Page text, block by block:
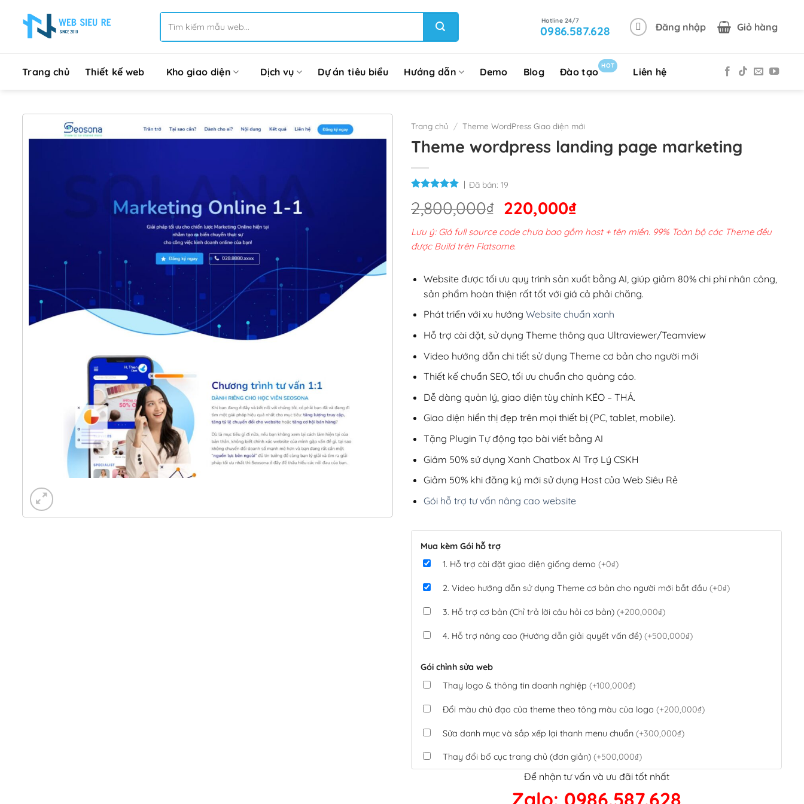
kiếm:
0986.587.628 Đăng nhập Giỏ hàng
Trang chủ Thiết kế web Kho giao diện Dịch vụ Dự án tiêu biểu Hướng dẫn Demo Blog Đào tạo
HOT
Liên hệ
Trang chủ / Theme WordPress Giao diện mới
Theme wordpress landing page marketing
Đã bán: 19
2,800,000₫ Giá
gốc
là:
220,000₫Giá
hiện
tại
220,000₫.
Lưu ý: Giá full source code chưa bao gồm host + tên miền. 99% Toàn bộ các Theme đều
được Build trên Flatsome.
Website được tối ưu quy trình sản xuất bằng AI, giúp giảm 80% chi phí nhân công,
sản phẩm hoàn thiện rất tốt với giá cả phải chăng.
Phát triển với xu hướng Website chuẩn xanh
Hỗ trợ cài đặt, sử dụng Theme thông qua Ultraviewer/Teamview
Video hướng dẫn chi tiết sử dụng Theme cơ bản cho người mới
Thiết kế chuẩn SEO, tối ưu chuẩn cho quảng cáo.
Dễ dàng quản lý, giao diện tùy chỉnh KÉO – THẢ.
Giao diện hiển thị đẹp trên mọi thiết bị (PC, tablet, mobile).
Tặng Plugin Tự động tạo bài viết bằng AI
Giảm 50% sử dụng Xanh Chatbox AI Trợ Lý CSKH
Giảm 50% khi đăng ký mới sử dụng Host của Web Siêu Rẻ
Gói hỗ trợ tư vấn nâng cao website
Mua kèm Gói hỗ trợ
1. Hỗ trợ cài đặt giao diện giống demo (+0₫)
2. Video hướng dẫn sử dụng Theme cơ bản cho người mới bắt đầu (+0₫)
3. Hỗ trợ cơ bản (Chỉ trả lời câu hỏi cơ bản) (+200,000₫)
4. Hỗ trợ nâng cao (Hướng dẫn giải quyết vấn đề) (+500,000₫)
Gói chỉnh sửa web
Thay logo & thông tin doanh nghiệp (+100,000₫)
Đổi màu chủ đạo của theme theo tông màu của logo (+200,000₫)
Sửa danh mục và sắp xếp lại thanh menu chuẩn (+300,000₫)
Thay đổi bố cục trang chủ (đơn giản) (+500,000₫)
Tích hợp thanh toán QR Code ngân hàng(+100,000₫)
Để nhận tư vấn và ưu đãi tốt nhất
Zalo: 0986.587.628